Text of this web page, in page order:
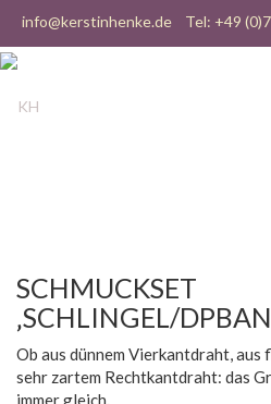
info@kerstinhenke.de Tel: +49
SCHMUCKSET
‚SCHLINGEL/
Ob aus dünnem Vierkantdraht,
sehr zartem Rechtkantdraht: das
immer gleich.